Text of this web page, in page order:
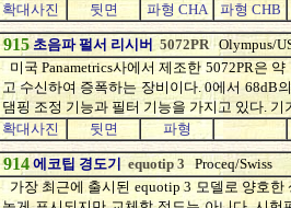
확대사진
뒷면 파형 CHA 파형 CHB
915 초음파 펄서 리시버 5072PR Olympus/
미국 Panametrics사에서 제조한 5072PR은
고 수신하여 증폭하는 장비이다. 0에서 68dB
댐핑 조정 기능과 필터 기능을 가지고 있다.
확대사진
뒷면 파형
914 에코팁 경도기 equotip 3
Proceq/Swiss
가장 최근에 출시된 equotip 3 모델로 양호한